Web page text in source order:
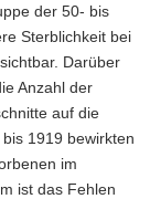
der 50- bis
Sterblichkeit bei
Darüber
Anzahl der
auf die
1919 bewirkten
im
ist das Fehlen